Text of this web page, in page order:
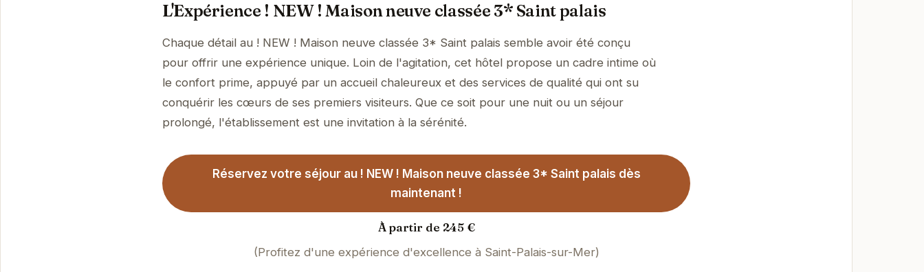
L'Expérience ! NEW ! Maison neuve classée 3* Saint palais
Chaque détail au ! NEW ! Maison neuve classée 3* Saint palais semble avoir été conçu
pour offrir une expérience unique. Loin de l'agitation, cet hôtel propose un cadre intime où
le confort prime, appuyé par un accueil chaleureux et des services de qualité qui ont su
conquérir les cœurs de ses premiers visiteurs. Que ce soit pour une nuit ou un séjour
prolongé, l'établissement est une invitation à la sérénité.
Réservez votre séjour au ! NEW ! Maison neuve classée 3* Saint palais dès
maintenant !
À partir de 245 €
(Profitez d'une expérience d'excellence à Saint-Palais-sur-Mer)